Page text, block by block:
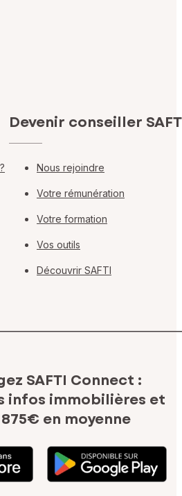
Devenir conseiller
Nous rejoindre
Votre rémunération
Votre formation
Vos outils
Découvrir SAFTI
SAFTI Connect :
infos immobilières et
en moyenne